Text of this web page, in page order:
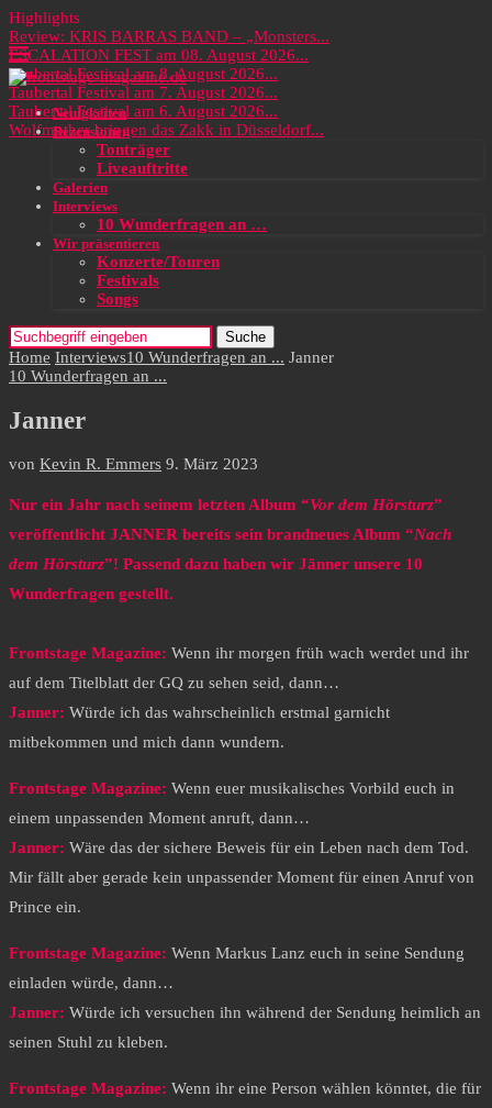
Highlights
Review: KRIS BARRAS BAND – „Monsters...
ESCALATION FEST am 08. August 2026...
Taubertal Festival am 8. August 2026...
Taubertal Festival am 7. August 2026...
Taubertal Festival am 6. August 2026...
Wolfmother bringen das Zakk in Düsseldorf...
Neuigkeiten
Rezensionen
Tonträger
Liveauftritte
Galerien
Interviews
10 Wunderfragen an …
Wir präsentieren
Konzerte/Touren
Festivals
Songs
Suche
Home Interviews10 Wunderfragen an ... Janner
10 Wunderfragen an ...
Janner
von Kevin R. Emmers 9. März 2023
Nur ein Jahr nach seinem letzten Album “Vor dem Hörsturz”
veröffentlicht JANNER bereits sein brandneues Album “Nach
dem Hörsturz”! Passend dazu haben wir Jänner unsere 10
Wunderfragen gestellt.
Frontstage Magazine: Wenn ihr morgen früh wach werdet und ihr
auf dem Titelblatt der GQ zu sehen seid, dann…
Janner: Würde ich das wahrscheinlich erstmal garnicht
mitbekommen und mich dann wundern.
Frontstage Magazine: Wenn euer musikalisches Vorbild euch in
einem unpassenden Moment anruft, dann…
Janner: Wäre das der sichere Beweis für ein Leben nach dem Tod.
Mir fällt aber gerade kein unpassender Moment für einen Anruf von
Prince ein.
Frontstage Magazine: Wenn Markus Lanz euch in seine Sendung
einladen würde, dann…
Janner: Würde ich versuchen ihn während der Sendung heimlich an
seinen Stuhl zu kleben.
Frontstage Magazine: Wenn ihr eine Person wählen könntet, die für